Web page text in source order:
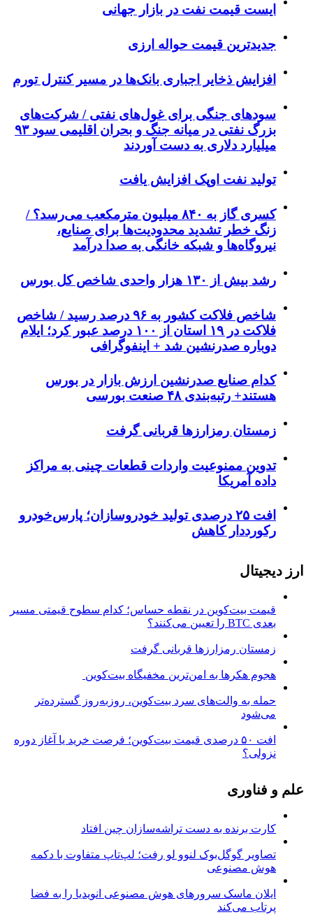
ایست قیمت نفت در بازار جهانی
جدیدترین قیمت حواله ارزی
افزایش ذخایر اجباری بانک‌ها در مسیر کنترل تورم
سودهای جنگی برای غول‌های نفتی / شرکت‌های
بزرگ نفتی در میانه جنگ و بحران اقلیمی سود ۹۳
میلیارد دلاری به دست آوردند
تولید نفت اوپک افزایش یافت
کسری گاز به ۸۴۰ میلیون مترمکعب می‌رسد؟ /
زنگ خطر تشدید محدودیت‌ها برای صنایع،
نیروگاه‌ها و شبکه خانگی به صدا درآمد
رشد بیش از ۱۳۰ هزار واحدی شاخص کل بورس
شاخص فلاکت کشور به ۹۶ درصد رسید / شاخص
فلاکت در ۱۹ استان از ۱۰۰ درصد عبور کرد؛ ایلام
دوباره صدرنشین شد + اینفوگرافی
کدام صنایع صدرنشین‌ ارزش بازار در بورس
هستند+ رتبه‌بندی ۴۸ صنعت بورسی
زمستان رمزارزها قربانی گرفت
تدوین ممنوعیت واردات قطعات چینی به مراکز
داده آمریکا
افت ۲۵ درصدی تولید خودروسازان؛ پارس‌خودرو
رکورددار کاهش
ارز دیجیتال
قیمت بیت‌کوین در نقطه حساس؛ کدام سطوح قیمتی مسیر
بعدی BTC را تعیین می‌کنند؟
زمستان رمزارزها قربانی گرفت
هجوم هکرها به امن‌ترین مخفیگاه بیت‌کوین
حمله به والت‌های سرد بیت‌کوین، روزبه‌روز گسترده‌تر
می‌شود
افت ۵۰ درصدی قیمت بیت‌کوین؛ فرصت خرید یا آغاز دوره
نزولی؟
علم و فناوری
کارت برنده به دست تراشه‌سازان چین افتاد
تصاویر گوگل‌بوک لنوو لو رفت؛ لپ‌تاپ متفاوت با دکمه
هوش مصنوعی
ایلان ماسک سرورهای هوش مصنوعی انویدیا را به فضا
پرتاب می‌کند